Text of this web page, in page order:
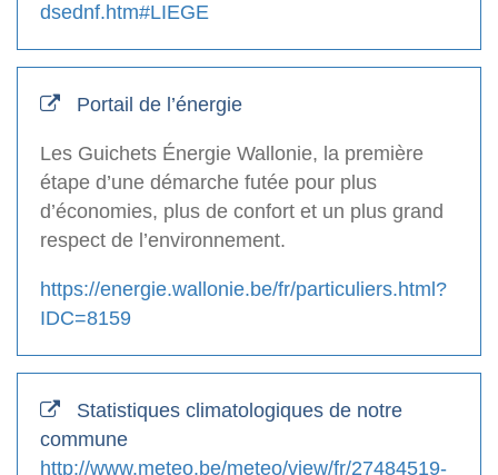
dsednf.htm#LIEGE
Portail de l’énergie
Les Guichets Énergie Wallonie, la première
étape d’une démarche futée pour plus
d’économies, plus de confort et un plus grand
respect de l’environnement.
https://energie.wallonie.be/fr/particuliers.html?
IDC=8159
Statistiques climatologiques de notre
commune
http://www.meteo.be/meteo/view/fr/27484519-